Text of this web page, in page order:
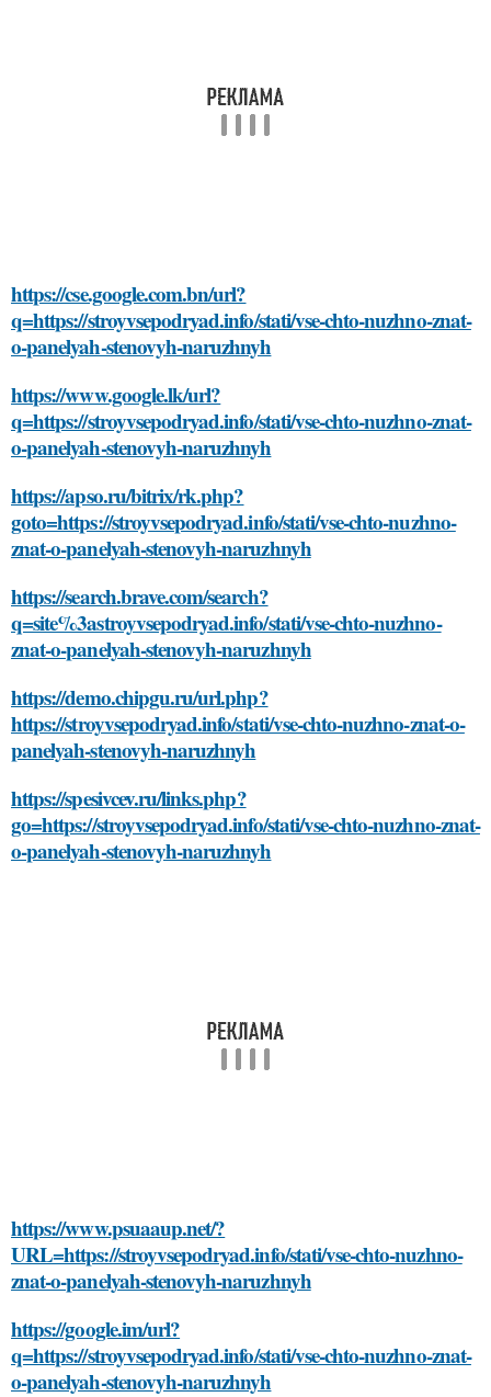
https://cse.google.com.bn/url?
q=https://stroyvsepodryad.info/stati/vse-chto-nuzhno-znat-
o-panelyah-stenovyh-naruzhnyh
https://www.google.lk/url?
q=https://stroyvsepodryad.info/stati/vse-chto-nuzhno-znat-
o-panelyah-stenovyh-naruzhnyh
https://apso.ru/bitrix/rk.php?
goto=https://stroyvsepodryad.info/stati/vse-chto-nuzhno-
znat-o-panelyah-stenovyh-naruzhnyh
https://search.brave.com/search?
q=site%3astroyvsepodryad.info/stati/vse-chto-nuzhno-
znat-o-panelyah-stenovyh-naruzhnyh
https://demo.chipgu.ru/url.php?
https://stroyvsepodryad.info/stati/vse-chto-nuzhno-znat-o-
panelyah-stenovyh-naruzhnyh
https://spesivcev.ru/links.php?
go=https://stroyvsepodryad.info/stati/vse-chto-nuzhno-znat-
o-panelyah-stenovyh-naruzhnyh
https://www.psuaaup.net/?
URL=https://stroyvsepodryad.info/stati/vse-chto-nuzhno-
znat-o-panelyah-stenovyh-naruzhnyh
https://google.im/url?
q=https://stroyvsepodryad.info/stati/vse-chto-nuzhno-znat-
o-panelyah-stenovyh-naruzhnyh